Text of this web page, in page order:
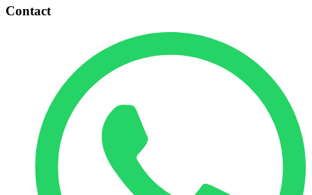
Contact